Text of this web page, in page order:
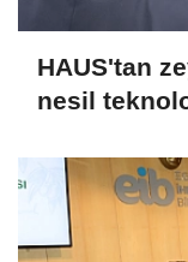
HAUS'tan
nesil